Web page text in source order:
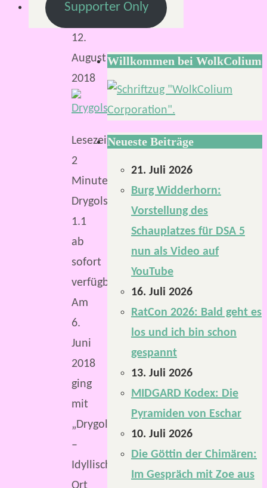
12.
August
2018
Lesezeit:
2
Minuten
Drygolstadt
1.1
ab
sofort
verfügbar.
Am
6.
Juni
2018
ging
mit
„Drygolstadt
–
Idyllischer
Ort
Supporter Only
Willkommen bei WolkColium
Neueste Beiträge
21. Juli 2026
Burg Widderhorn:
Vorstellung des
Schauplatzes für DSA 5
nun als Video auf
YouTube
16. Juli 2026
RatCon 2026: Bald geht es
los und ich bin schon
gespannt
13. Juli 2026
MIDGARD Kodex: Die
Pyramiden von Eschar
10. Juli 2026
Die Göttin der Chimären:
Im Gespräch mit Zoe aus